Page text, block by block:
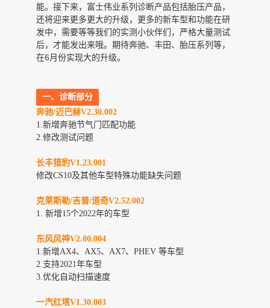
能。接下来，富士伟业系列诊断产品包括胎压产品，
还将迎来更多更大的升级，更多的新车型和功能在研
发中，需要等等我们的实测小伙伴们，严格大量测试
后，才能发出来哦。期待奔驰、丰田、胎压系列等，
在6月份实现大的升级。
一、诊断部分
奔驰/迈巴赫V2.30.002
1.新增奔驰节气门匹配功能
2.修改测试问题
长丰猎豹V1.23.001
修改CS10及其他车型特殊功能缺失问题
克莱斯勒/吉普/道奇V2.52.002
1. 新增15个2022年的车型
东风风神V2.00.004
1.新增AX4、AX5、AX7、PHEV 等车型
2.支持2021年车型
3.优化自动扫描速度
一汽红塔V1.30.003